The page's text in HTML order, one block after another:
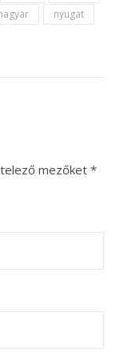
nyugat
mezőket *